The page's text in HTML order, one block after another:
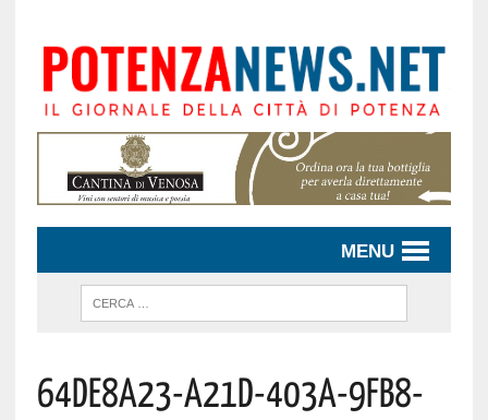
MENU
64de8a23-A21d-403a-9fb8-